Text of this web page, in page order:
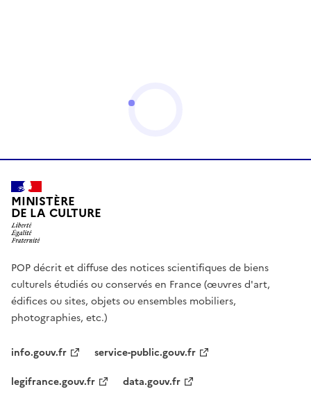
MINISTÈRE
DE LA CULTURE
POP décrit et diffuse des notices scientifiques de biens
culturels étudiés ou conservés en France (œuvres d'art,
édifices ou sites, objets ou ensembles mobiliers,
photographies, etc.)
info.gouv.fr
service-public.gouv.fr
legifrance.gouv.fr
data.gouv.fr